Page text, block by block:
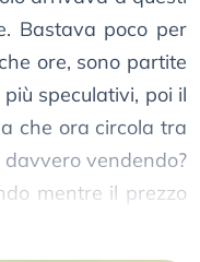
Bastava poco per
ore, sono partite
speculativi, poi il
che ora circola tra
vendendo?
mentre il prezzo